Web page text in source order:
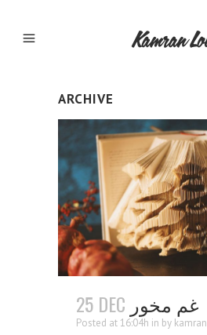
ARCHIVE
25 DEC غم مخور
Posted at 16:04h in by kamran